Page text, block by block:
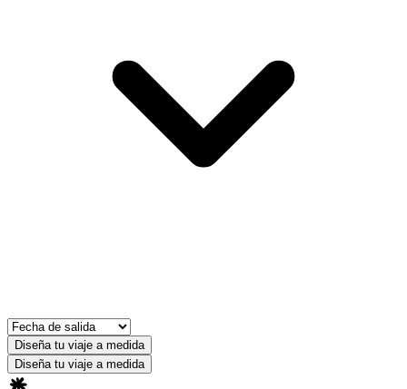
Diseña tu viaje a medida
Diseña tu viaje a medida